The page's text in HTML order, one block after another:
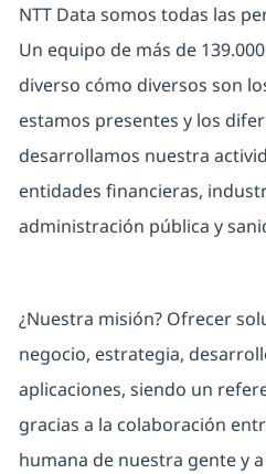
NTT Data somos todas las
Un equipo de más de
diverso cómo diversos son
estamos presentes y los
desarrollamos nuestra
entidades financieras,
administración pública y
¿Nuestra misión? Ofrecer
negocio, estrategia,
aplicaciones, siendo un
gracias a la colaboración
humana de nuestra gente y